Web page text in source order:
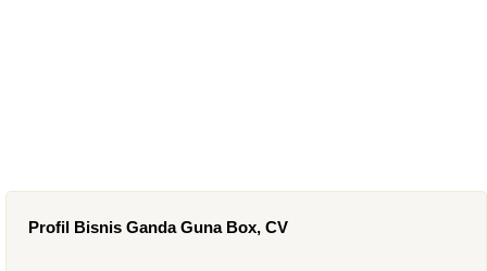
Profil Bisnis Ganda Guna Box, CV